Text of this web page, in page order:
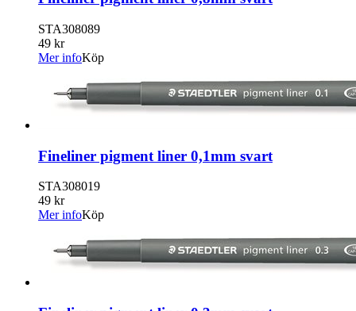
STA308089
49 kr
Mer infoKöp
Fineliner pigment liner 0,1mm svart
STA308019
49 kr
Mer infoKöp